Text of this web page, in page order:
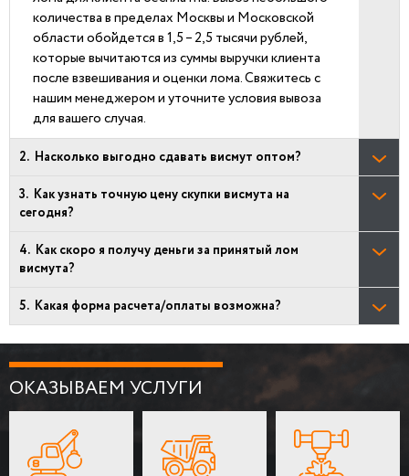
количества в пределах Москвы и Московской
области обойдется в 1,5 – 2,5 тысячи рублей,
которые вычитаются из суммы выручки клиента
после взвешивания и оценки лома. Свяжитесь с
нашим менеджером и уточните условия вывоза
для вашего случая.
Насколько выгодно сдавать висмут оптом?
Как узнать точную цену скупки висмута на
сегодня?
Как скоро я получу деньги за принятый лом
висмута?
Какая форма расчета/оплаты возможна?
ОКАЗЫВАЕМ УСЛУГИ